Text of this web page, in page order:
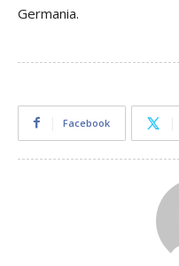
Germania.
Facebook